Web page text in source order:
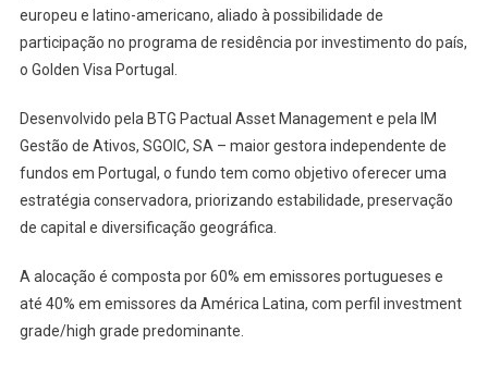
europeu e latino-americano, aliado à possibilidade de
participação no programa de residência por investimento do país,
o Golden Visa Portugal.
Desenvolvido pela BTG Pactual Asset Management e pela IM
Gestão de Ativos, SGOIC, SA – maior gestora independente de
fundos em Portugal, o fundo tem como objetivo oferecer uma
estratégia conservadora, priorizando estabilidade, preservação
de capital e diversificação geográfica.
A alocação é composta por 60% em emissores portugueses e
até 40% em emissores da América Latina, com perfil investment
grade/high grade predominante.